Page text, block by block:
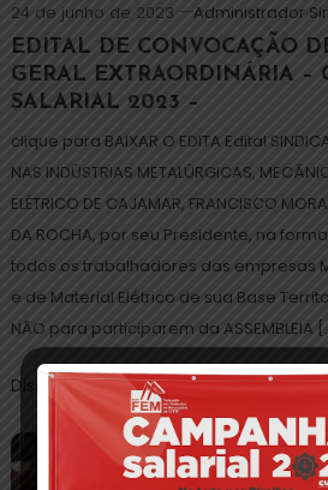
24 de junho de 2023
Administrador
EDITAL DE CONVOCAÇÃO
GERAL EXTRAORDINÁRIA –
SALARIAL 2023 –
clique para BAIXAR O EDITA Edital
NAS INDÚSTRIAS METALÚRGICAS,
ELÉTRICO DE CAJAMAR, FRANCISCO
DA ROCHA, por seu Presidente, na
todos os trabalhadores das empresas
e de Material Elétrico de sua Base
NÃO para participarem da ASSEMBLEIA
Discover